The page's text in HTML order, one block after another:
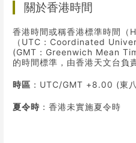
關於香港時間
香港時間或稱香港標準時間（
（UTC：Coordinated
(GMT：Greenwich Mean
的時間標準，由香港天文台負
時區 ：UTC/GMT +8.00 (東
夏令時 ：香港未實施夏令時